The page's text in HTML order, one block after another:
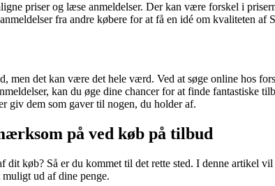
priser og læse anmeldelser. Der kan være forskel i
fra andre købere for at få en idé om kvaliteten af
det kan være det hele værd. Ved at søge online hos
kan du øge dine chancer for at finde fantastiske
giv dem som gaver til nogen, du holder af.
på ved køb på tilbud
køb? Så er du kommet til det rette sted. I denne artikel
ud af dine penge.